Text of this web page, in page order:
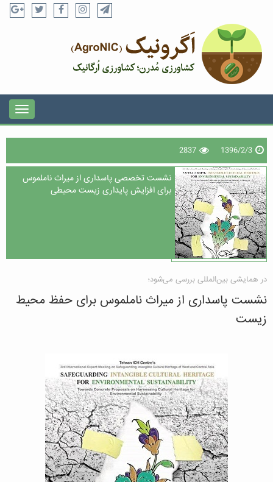
1396/2/3
2837
نشست تخصصی پاسداری از میراث ناملموس
برای افزایش پایداری زیست محیطی
در همایشی بین‌المللی بررسی می‌شود؛
نشست پاسداری از میراث ناملموس برای حفظ محیط
زیست